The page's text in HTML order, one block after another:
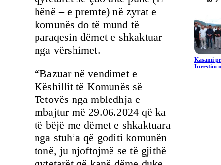
hënë – e premte) në zyrat e
komunës do të mund të
paraqesin dëmet e shkaktuar
nga vërshimet.
“Bazuar në vendimet e
Këshillit të Komunës së
Tetovës nga mbledhja e
mbajtur më 29.06.2024 që ka
të bëjë me dëmet e shkaktuara
nga stuhia që goditi komunën
tonë, ju njoftojmë se të gjithë
Kasami
Investim